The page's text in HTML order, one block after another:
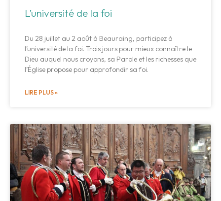
L’université de la foi
Du 28 juillet au 2 août à Beauraing, participez à
l’université de la foi. Trois jours pour mieux connaître le
Dieu auquel nous croyons, sa Parole et les richesses que
l’Église propose pour approfondir sa foi.
LIRE PLUS »